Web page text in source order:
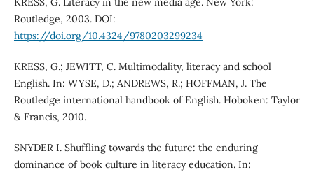
Routledge, 2003. DOI:
https://doi.org/10.4324/9780203299234
KRESS, G.; JEWITT, C. Multimodality, literacy and school
English. In: WYSE, D.; ANDREWS, R.; HOFFMAN, J. The
Routledge international handbook of English. Hoboken: Taylor
& Francis, 2010.
SNYDER I. Shuffling towards the future: the enduring
dominance of book culture in literacy education. In: